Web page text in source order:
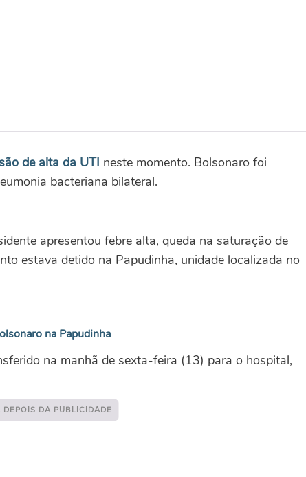
de alta da UTI neste momento. Bolsonaro foi
bacteriana bilateral.
apresentou febre alta, queda na saturação de
estava detido na Papudinha, unidade localizada no
na Papudinha
na manhã de sexta-feira (13) para o hospital,